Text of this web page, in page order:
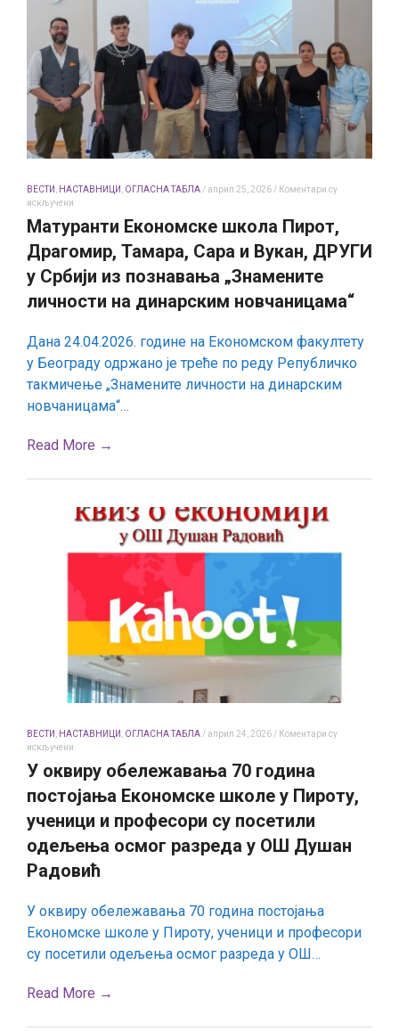
ВЕСТИ НАСТАВНИЦИ ОГЛАСНА ТАБЛА /април 25, 2026 / Коментари су
искључени
Економске
Пирот,
Драгомир,
Тамара,
и
ДРУГИ
у
Србији
познавања
„Знамените
личности
динарским
Матуранти Економске школа Пирот,
Драгомир, Тамара, Сара и Вукан, ДРУГИ
у Србији из познавања „Знамените
личности на динарским новчаницама“
Дана 24.04.2026. године на Економском факултету
у Београду одржано је треће по реду Републичко
такмичење „Знамените личности на динарским
новчаницама“…
Read More →
ВЕСТИ , НАСТАВНИЦИ , ОГЛАСНА ТАБЛА/април 24, 2026/ Коментари су
искључени
оквиру
обележавања
70
постојања
Економске
школе
у
Пироту,
и
професори
су
одељења
разреда
у
Душан
У оквиру обележавања 70 година
постојања Економске школе у Пироту,
ученици и професори су посетили
одељења осмог разреда у ОШ Душан
Радовић
У оквиру обележавања 70 година постојања
Економске школе у Пироту, ученици и професори
су посетили одељења осмог разреда у ОШ…
Read More →